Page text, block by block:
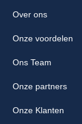
Over ons
Onze voordelen
Ons Team
Onze partners
Onze Klanten